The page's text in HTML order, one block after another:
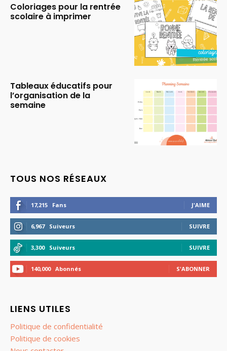
Coloriages pour la rentrée
scolaire à imprimer
Tableaux éducatifs pour
l’organisation de la
semaine
TOUS NOS RÉSEAUX
17,215 Fans J'AIME
6,967 Suiveurs SUIVRE
3,300 Suiveurs SUIVRE
140,000 Abonnés S'ABONNER
LIENS UTILES
Politique de confidentialité
Politique de cookies